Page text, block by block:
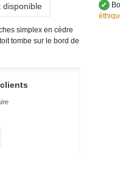
disponible
simplex en cèdre
tombe sur le bord de
✔